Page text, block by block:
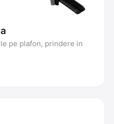
pe plafon, prindere in